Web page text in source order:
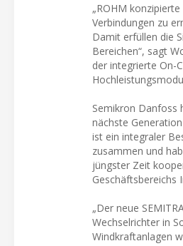
„ROHM
Verbindungen zu
Damit erfüllen die
Bereichen“, sagt
der integrierte On-
Semikron Danfoss
nächste
ist ein integraler
zusammen und
jüngster Zeit
Geschäftsbereichs
„Der neue
Wechselrichter in
Windkraftanlagen